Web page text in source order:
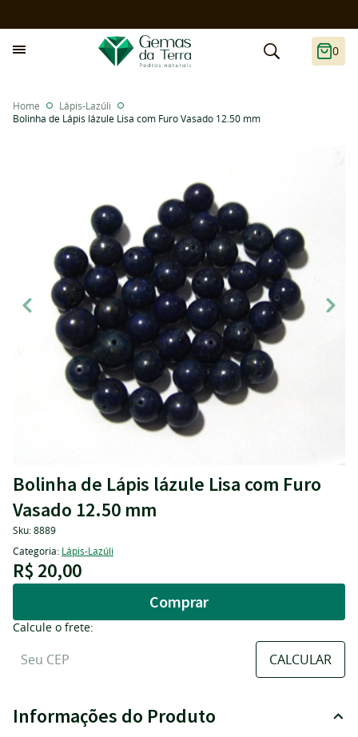
0
Home
Lápis-Lazúli
Bolinha de Lápis lázule Lisa com Furo Vasado 12.50 mm
Bolinha de Lápis lázule Lisa com Furo
Vasado 12.50 mm
Sku:8889
Categoria: Lápis-Lazúli
R$ 20,00
Comprar
Calcule o frete:
Informações do Produto